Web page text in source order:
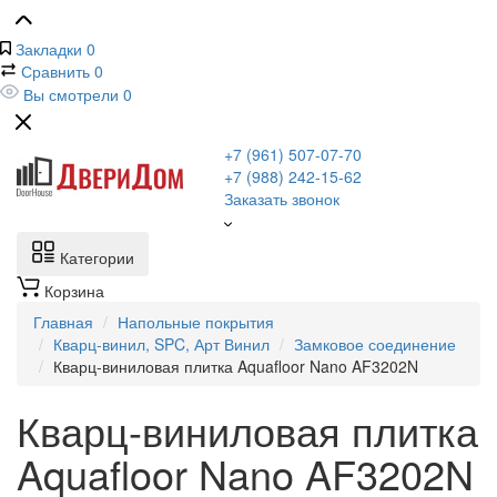
Закладки 0
Сравнить 0
Вы смотрели 0
+7 (961) 507-07-70
+7 (988) 242-15-62
Заказать звонок
Категории
Корзина
Главная
Напольные покрытия
Кварц-винил, SPC, Арт Винил
Замковое соединение
Кварц-виниловая плитка Aquafloor Nano AF3202N
Кварц-виниловая плитка
Aquafloor Nano AF3202N